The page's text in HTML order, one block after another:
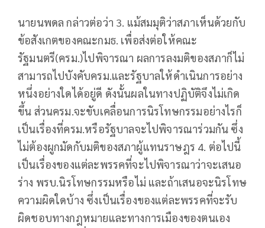
นายนพดล กล่าวต่อว่า 3. แม้สมมุติว่าสภาเห็นด้วยกับ
ข้อสังเกตของคณะกมธ. เพื่อส่งต่อให้คณะ
รัฐมนตรี(ครม.)ไปพิจารณา ผลการลงมติของสภาก็ไม่
สามารถไปบังคับครม.และรัฐบาลให้ดำเนินการอย่าง
หนึ่งอย่างใดได้อยู่ดี ดังนั้นผลในทางปฏิบัติจึงไม่เกิด
ขึ้น ส่วนครม.จะขับเคลื่อนการนิรโทษกรรมอย่างไรก็
เป็นเรื่องที่ครม.หรือรัฐบาลจะไปพิจารณาร่วมกัน ซึ่ง
ไม่ต้องผูกมัดกับมติของสภาผู้แทนราษฎร 4. ต่อไปนี้
เป็นเรื่องของแต่ละพรรคที่จะไปพิจารณาว่าจะเสนอ
ร่าง พรบ.นิรโทษกรรมหรือไม่ และถ้าเสนอจะนิรโทษ
ความผิดใดบ้าง ซึ่งเป็นเรื่องของแต่ละพรรคที่จะรับ
ผิดชอบทางกฎหมายและทางการเมืองของตนเอง